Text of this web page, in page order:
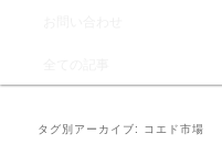
タグ別アーカイブ: コエド市場